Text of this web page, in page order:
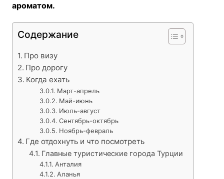
ароматом.
Содержание
Про визу
Про дорогу
Когда ехать
Март-апрель
Май-июнь
Июль-август
Сентябрь-октябрь
Ноябрь-февраль
Где отдохнуть и что посмотреть
Главные туристические города Турции
Анталия
Аланья